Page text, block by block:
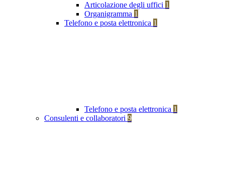
Articolazione degli uffici 1
Organigramma 1
Telefono e posta elettronica 1
Telefono e posta elettronica 1
Consulenti e collaboratori 9